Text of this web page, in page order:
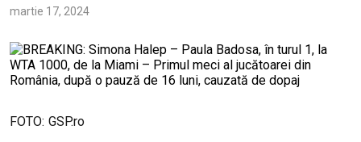
martie 17, 2024
FOTO: GSP.ro